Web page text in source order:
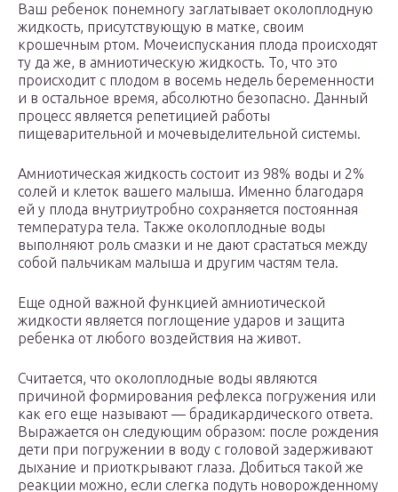
Ваш ребенок понемногу заглатывает околоплодную
жидкость, присутствующую в матке, своим
крошечным ртом. Мочеиспускания плода происходят
ту да же, в амниотическую жидкость. То, что это
происходит с плодом в восемь недель беременности
и в остальное время, абсолютно безопасно. Данный
процесс является репетицией работы
пищеварительной и мочевыделительной системы.
Амниотическая жидкость состоит из 98% воды и 2%
солей и клеток вашего малыша. Именно благодаря
ей у плода внутриутробно сохраняется постоянная
температура тела. Также околоплодные воды
выполняют роль смазки и не дают срастаться между
собой пальчикам малыша и другим частям тела.
Еще одной важной функцией амниотической
жидкости является поглощение ударов и защита
ребенка от любого воздействия на живот.
Считается, что околоплодные воды являются
причиной формирования рефлекса погружения или
как его еще называют — брадикардического ответа.
Выражается он следующим образом: после рождения
дети при погружении в воду с головой задерживают
дыхание и приоткрывают глаза. Добиться такой же
реакции можно, если слегка подуть новорожденному